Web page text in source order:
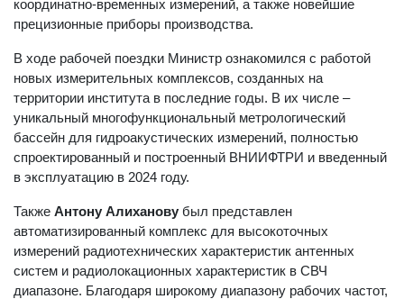
координатно-временных измерений, а также новейшие
прецизионные приборы производства.
В ходе рабочей поездки Министр ознакомился с работой
новых измерительных комплексов, созданных на
территории института в последние годы. В их числе –
уникальный многофункциональный метрологический
бассейн для гидроакустических измерений, полностью
спроектированный и построенный ВНИИФТРИ и введенный
в эксплуатацию в 2024 году.
Также Антону Алиханову был представлен
автоматизированный комплекс для высокоточных
измерений радиотехнических характеристик антенных
систем и радиолокационных характеристик в СВЧ
диапазоне. Благодаря широкому диапазону рабочих частот,